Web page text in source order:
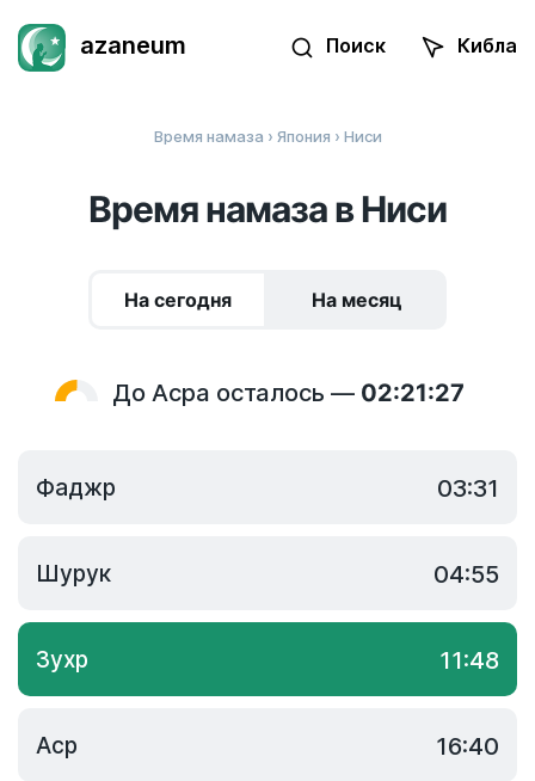
azaneum Поиск Кибла
Время намаза › Япония › Ниси
Время намаза в Ниси
На сегодня На месяц
До Асра осталось — 02:21:27
Фаджр 03:31
Шурук 04:55
Зухр 11:48
Аср 16:40